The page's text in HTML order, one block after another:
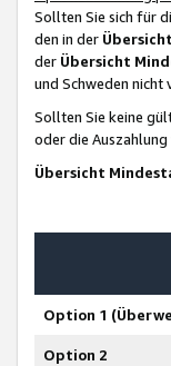
Sollten Sie sich für
den in der
der Übersicht
und Schweden nicht
Sollten Sie keine
oder die
Übersicht
Option 1
Option 2